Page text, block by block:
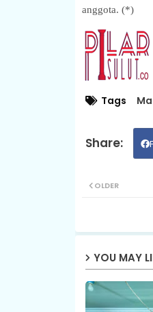
anggota. (*)
Tags
OLDER
YOU MAY